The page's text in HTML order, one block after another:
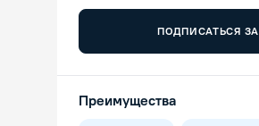
ПОДПИСАТЬСЯ ЗА
Преимущества